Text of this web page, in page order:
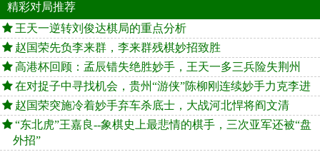
精彩对局推荐
王天一逆转刘俊达棋局的重点分析
赵国荣先负李来群，李来群残棋妙招致胜
高港杯回顾：孟辰错失绝胜妙手，王天一多三兵险失荆州
在对捉子中寻找机会，贵州“游侠”陈柳刚连续妙手力克李进
赵国荣突施冷着妙手弃车杀底士，大战河北悍将阎文清
“东北虎”王嘉良--象棋史上最悲情的棋手，三次亚军还被“盘
外招”